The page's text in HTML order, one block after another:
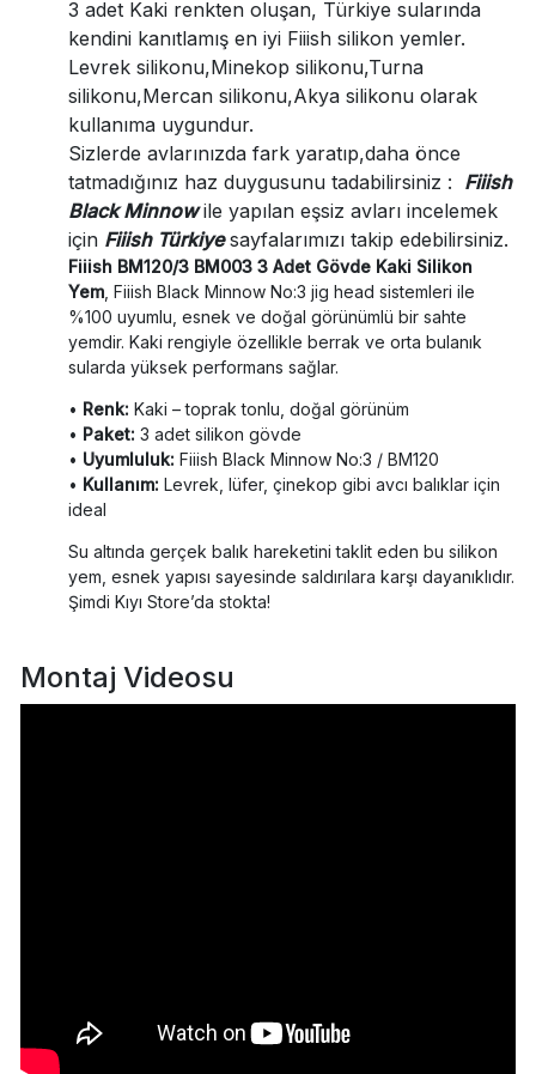
3 adet Kaki renkten oluşan, Türkiye sularında
kendini kanıtlamış en iyi Fiiish silikon yemler.
Levrek silikonu,Minekop silikonu,Turna
silikonu,Mercan silikonu,Akya silikonu olarak
kullanıma uygundur.
Sizlerde avlarınızda fark yaratıp,daha önce
tatmadığınız haz duygusunu tadabilirsiniz : Fiiish
Black Minnowile yapılan eşsiz avları incelemek
için Fiiish Türkiyesayfalarımızı takip edebilirsiniz.
Fiiish BM120/3 BM003 3 Adet Gövde Kaki Silikon
Yem, Fiiish Black Minnow No:3 jig head sistemleri ile
%100 uyumlu, esnek ve doğal görünümlü bir sahte
yemdir. Kaki rengiyle özellikle berrak ve orta bulanık
sularda yüksek performans sağlar.
• Renk: Kaki – toprak tonlu, doğal görünüm
• Paket: 3 adet silikon gövde
• Uyumluluk: Fiiish Black Minnow No:3 / BM120
• Kullanım: Levrek, lüfer, çinekop gibi avcı balıklar için
ideal
Su altında gerçek balık hareketini taklit eden bu silikon
yem, esnek yapısı sayesinde saldırılara karşı dayanıklıdır.
Şimdi Kıyı Store’da stokta!
Montaj Videosu